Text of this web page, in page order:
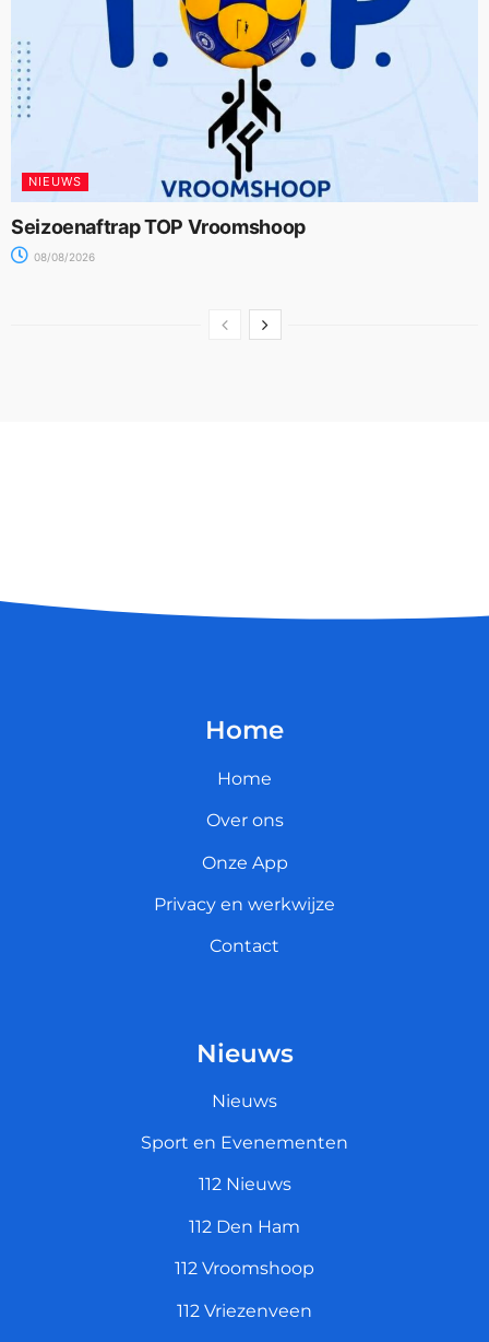
NIEUWS
Seizoenaftrap TOP Vroomshoop
08/08/2026
Home
Home
Over ons
Onze App
Privacy en werkwijze
Contact
Nieuws
Nieuws
Sport en Evenementen
112 Nieuws
112 Den Ham
112 Vroomshoop
112 Vriezenveen